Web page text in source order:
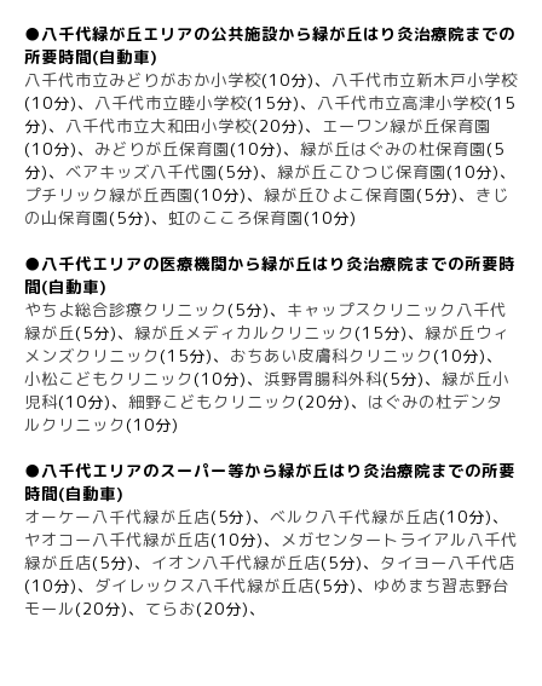
●八千代緑が丘エリアの公共施設から緑が丘はり灸治療院までの
所要時間(自動車)
八千代市立みどりがおか小学校(10分)、 八千代市立新木戸小学校
(10分)、 八千代市立睦小学校(15分)、 八千代市立高津小学校(15
分)、 八千代市立大和田小学校(20分)、
エーワン緑が丘保育園
(10分)、 みどりが丘保育園(10分)、 緑が丘はぐみの杜保育園(5
分)、 ベアキッズ八千代園(5分)、 緑が丘こひつじ保育園(10分)、
プチリック緑が丘西園(10分)、 緑が丘ひよこ保育園(5分)、 きじ
の山保育園(5分)、 虹のこころ保育園(10分)
●八千代エリアの医療機関から緑が丘はり灸治療院までの所要時
間(自動車)
やちよ総合診療クリニック (5分)、 キャップスクリニック八千代
緑が丘(5分)、 緑が丘メディカルクリニック (15分)、 緑が丘ウィ
メンズクリニック (15分)、 おちあい皮膚科クリニック (10分)、
小松こどもクリニック (10分)、 浜野胃腸科外科(5分)、 緑が丘小
児科(10分)、 細野こどもクリニック (20分)、 はぐみの杜デンタ
ルクリニック (10分)
●八千代エリアのスーパー等から緑が丘はり灸治療院までの所要
時間(自動車)
オーケー八千代緑が丘店(5分)、 ベルク八千代緑が丘店(10分)、
ヤオコー八千代緑が丘店(10分)、
メガセンタートライアル八千代
緑が丘店(5分)、 イオン八千代緑が丘店(5分)、 タイヨー八千代店
(10分)、 ダイレックス八千代緑が丘店(5分)、 ゆめまち習志野台
モール(20分)、 てらお(20分)、